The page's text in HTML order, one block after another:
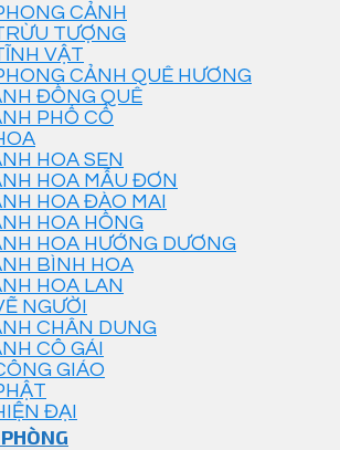
CẢNH
TƯỢNG
VẬT
CẢNH QUÊ HƯƠNG
ĐỒNG QUÊ
PHỐ CỔ
HOA SEN
HOA MẪU ĐƠN
HOA ĐÀO MAI
HOA HỒNG
HOA HƯỚNG DƯƠNG
BÌNH HOA
HOA LAN
NGƯỜI
CHÂN DUNG
CÔ GÁI
GIÁO
ĐẠI